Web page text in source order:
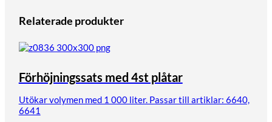
Relaterade produkter
Förhöjningssats med 4st plåtar
Utökar volymen med 1 000 liter. Passar till artiklar: 6640,
6641